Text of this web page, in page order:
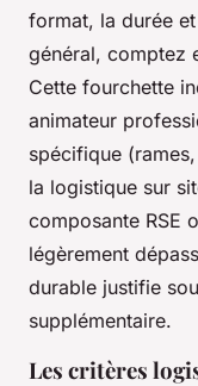
format, la durée
général, comptez
Cette fourchette
animateur
spécifique
la logistique sur
composante RSE
légèrement
durable justifie
supplémentaire.
Les critères